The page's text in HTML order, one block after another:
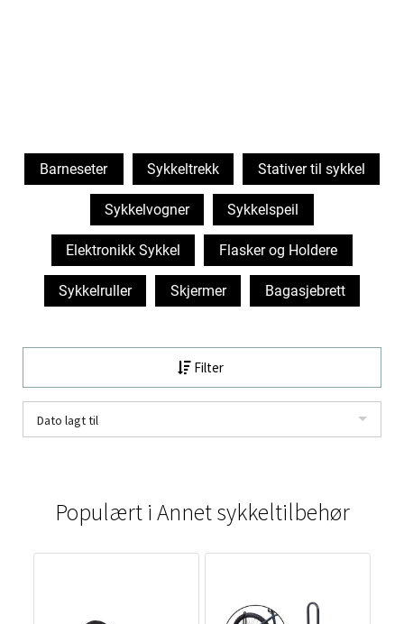
Barneseter Sykkeltrekk Stativer til sykkel
Sykkelvogner Sykkelspeil
Elektronikk Sykkel Flasker og Holdere
Sykkelruller Skjermer Bagasjebrett
Filter
Dato lagt til
Populært i Annet sykkeltilbehør